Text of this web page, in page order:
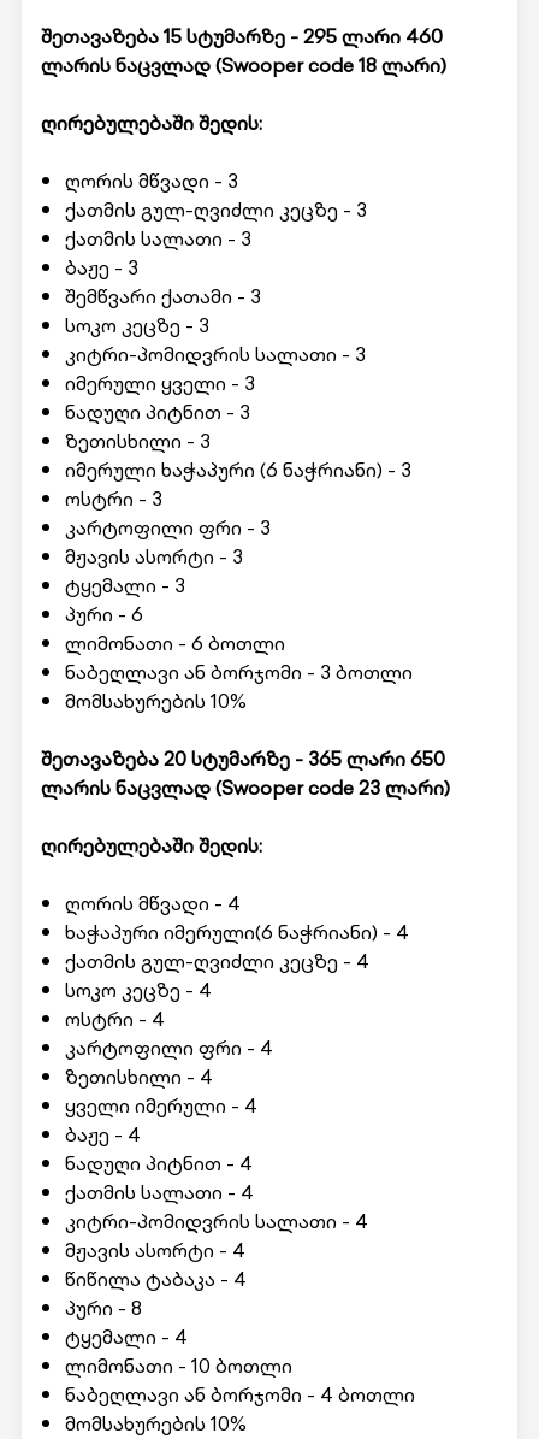
შეთავაზება 15 სტუმარზე - 295 ლარი 460
ლარის ნაცვლად (Swooper code18 ლარი)
ღირებულებაში შედის:
ღორის მწვადი - 3
ქათმის გულ-ღვიძლი კეცზე - 3
ქათმის სალათი - 3
ბაჟე - 3
შემწვარი ქათამი - 3
სოკო კეცზე - 3
კიტრი-პომიდვრის სალათი - 3
იმერული ყველი - 3
ნადუღი პიტნით - 3
ზეთისხილი - 3
იმერული ხაჭაპური (6 ნაჭრიანი) - 3
ოსტრი - 3
კარტოფილი ფრი - 3
მჟავის ასორტი - 3
ტყემალი - 3
პური - 6
ლიმონათი - 6 ბოთლი
ნაბეღლავი ან ბორჯომი - 3 ბოთლი
მომსახურების 10%
შეთავაზება 20 სტუმარზე - 365 ლარი 650
ლარის ნაცვლად (Swooper code23 ლარი)
ღირებულებაში შედის:
ღორის მწვადი - 4
ხაჭაპური იმერული(6 ნაჭრიანი) - 4
ქათმის გულ-ღვიძლი კეცზე - 4
სოკო კეცზე - 4
ოსტრი - 4
კარტოფილი ფრი - 4
ზეთისხილი - 4
ყველი იმერული - 4
ბაჟე - 4
ნადუღი პიტნით - 4
ქათმის სალათი - 4
კიტრი-პომიდვრის სალათი - 4
მჟავის ასორტი - 4
წიწილა ტაბაკა - 4
პური - 8
ტყემალი - 4
ლიმონათი - 10 ბოთლი
ნაბეღლავი ან ბორჯომი - 4 ბოთლი
მომსახურების 10%